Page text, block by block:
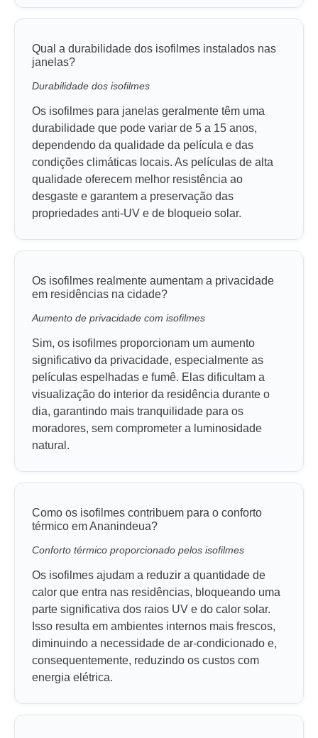
Qual a durabilidade dos isofilmes instalados nas
janelas?
Durabilidade dos isofilmes
Os isofilmes para janelas geralmente têm uma
durabilidade que pode variar de 5 a 15 anos,
dependendo da qualidade da película e das
condições climáticas locais. As películas de alta
qualidade oferecem melhor resistência ao
desgaste e garantem a preservação das
propriedades anti-UV e de bloqueio solar.
Os isofilmes realmente aumentam a privacidade
em residências na cidade?
Aumento de privacidade com isofilmes
Sim, os isofilmes proporcionam um aumento
significativo da privacidade, especialmente as
películas espelhadas e fumê. Elas dificultam a
visualização do interior da residência durante o
dia, garantindo mais tranquilidade para os
moradores, sem comprometer a luminosidade
natural.
Como os isofilmes contribuem para o conforto
térmico em Ananindeua?
Conforto térmico proporcionado pelos isofilmes
Os isofilmes ajudam a reduzir a quantidade de
calor que entra nas residências, bloqueando uma
parte significativa dos raios UV e do calor solar.
Isso resulta em ambientes internos mais frescos,
diminuindo a necessidade de ar-condicionado e,
consequentemente, reduzindo os custos com
energia elétrica.